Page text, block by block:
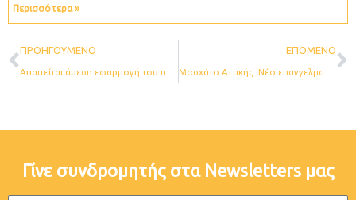
Περισσότερα »
Prev
ΠΡΟΗΓΟΎΜΕΝΟ ΕΠΌΜΕΝΟ
Γίνε συνδρομητής στα Newsletters μας